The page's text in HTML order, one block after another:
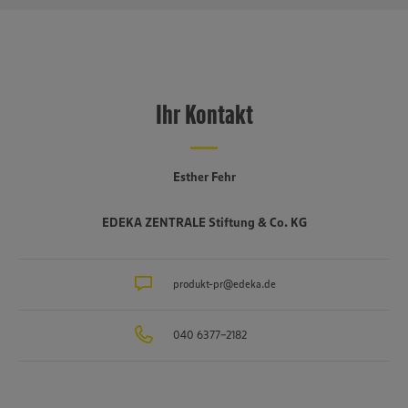
Ihr Kontakt
Esther Fehr
EDEKA ZENTRALE Stiftung & Co. KG
produkt-pr@edeka.de
040 6377-2182